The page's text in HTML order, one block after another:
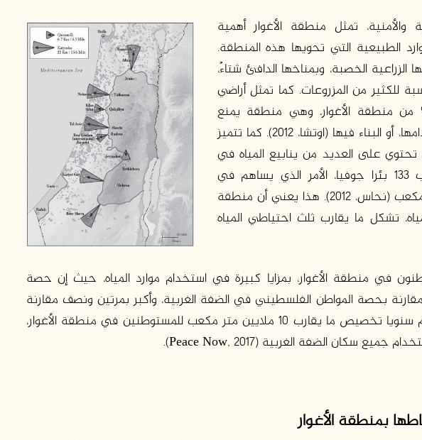
والأمنية، تمثل منطقة الأغوار أهمية
الطبيعية التي تحويها هذه المنطقة.
الزراعية الخصبة، وبمناخها الدافئ شتاءً،
للكثير من المزروعات. كما تمثل أراضي
الطبيعية حوالي 27% من منطقة الأغوار، وهي منطقة يمنع
الاحتلال الفلسطينيين من استخدامها، أو البناء فيها (اوتشا، 2012). كما تتميز
على العديد من ينابيع المياه في
السفوح الجبلية، وعلى ما يقارب 133 بئرا جوفيا، الأمر الذي يساهم في
استخراج ما يقارب 16 مليون متر مكعب (نحاس، 2012). هذا يعني أن منطقة
تشكل ما يقارب ثلث احتياطي المياه
في منطقة الأغوار، بمزايا كبيرة في استخدام موارد المياه، حيث إن حصة
الواحد، أكبر بـ 18 مرة مقارنة بحصة المواطن الفلسطيني في الضفة الغربية، وأكبر بمرتين ونصف مقارنة
بباقي مستوطني الضفة. كما يتم سنويا تخصيص ما يقارب 10 ملايين متر مكعب للمستوطنين في منطقة الأغوار،
بمنطقةالأغوار